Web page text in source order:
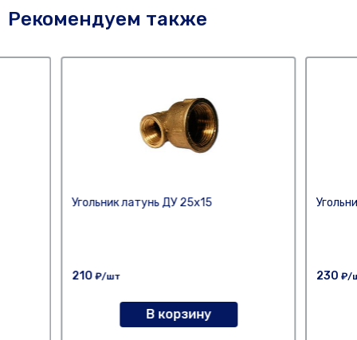
Рекомендуем также
Угольник латунь ДУ 25х15
210 ₽/шт
В корзину
230 ₽/